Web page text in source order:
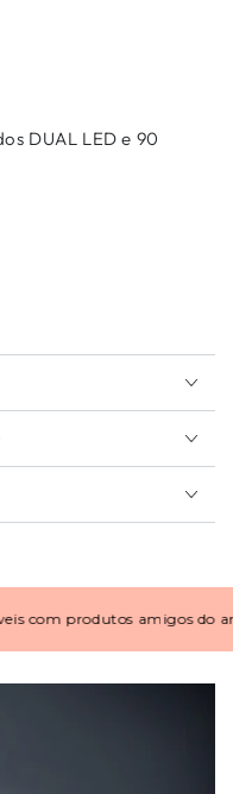
DUAL LED e 90
produtos amigos do